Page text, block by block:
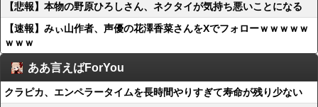
【悲報】本物の野原ひろしさん、ネクタイが気持ち悪いことになる
【速報】みぃ山作者、声優の花澤香菜さんをXでフォローｗｗｗｗｗ
ｗｗｗ
ああ言えばForYou
クラピカ、エンペラータイムを長時間やりすぎて寿命が残り少ない